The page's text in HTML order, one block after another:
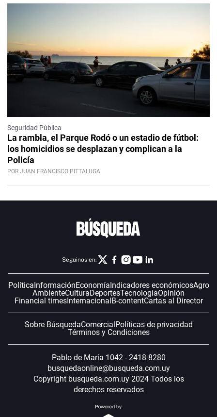
Seguridad Pública
La rambla, el Parque Rodó o un estadio de fútbol:
los homicidios se desplazan y complican a la
Policía
POR JUAN FRANCISCO PITTALUGA
Seguinos en:
Política InformaciónEconomía Indicadores económicosAgro
AmbienteCulturaDeportesTecnologíaOpinión
Financial timesInternacional B-contentCartas al Director
Sobre BúsquedaComercial Políticas de privacidad
Términos y Condiciones
Pablo de María 1042 - 2418 8280
busquedaonline@busqueda.com.uy
Copyright busqueda.com.uy 2024 Todos los
derechos reservados